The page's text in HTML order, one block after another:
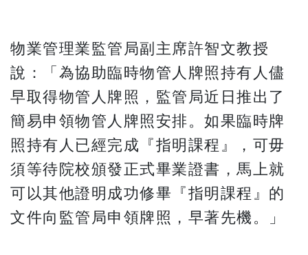
物業管理業監管局副主席許智文教授
說：「為協助臨時物管人牌照持有人儘
早取得物管人牌照，監管局近日推出了
簡易申領物管人牌照安排。如果臨時牌
照持有人已經完成『指明課程』，可毋
須等待院校頒發正式畢業證書，馬上就
可以其他證明成功修畢『指明課程』的
文件向監管局申領牌照，早著先機。」